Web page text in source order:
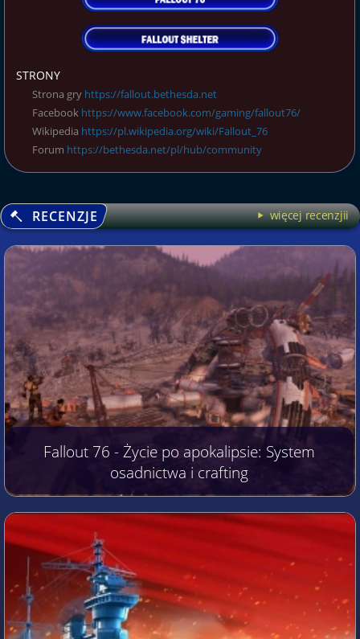
STRONY
Strona gry https://fallout.bethesda.net
Facebook https://www.facebook.com/gaming/fallout76/
Wikipedia https://pl.wikipedia.org/wiki/Fallout_76
Forum https://bethesda.net/pl/hub/community
RECENZJE więcej recenzjii
Fallout 76 - Życie po apokalipsie: System
osadnictwa i crafting